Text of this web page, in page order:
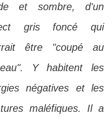
et sombre, d'un
gris foncé qui
être "coupé au
Y habitent les
négatives et les
maléfiques. Il a